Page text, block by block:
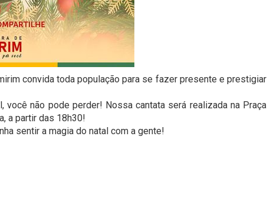
convida toda população para se fazer presente e prestigiar
você não pode perder! Nossa cantata será realizada na Praça
a partir das 18h30!
sentir a magia do natal com a gente!